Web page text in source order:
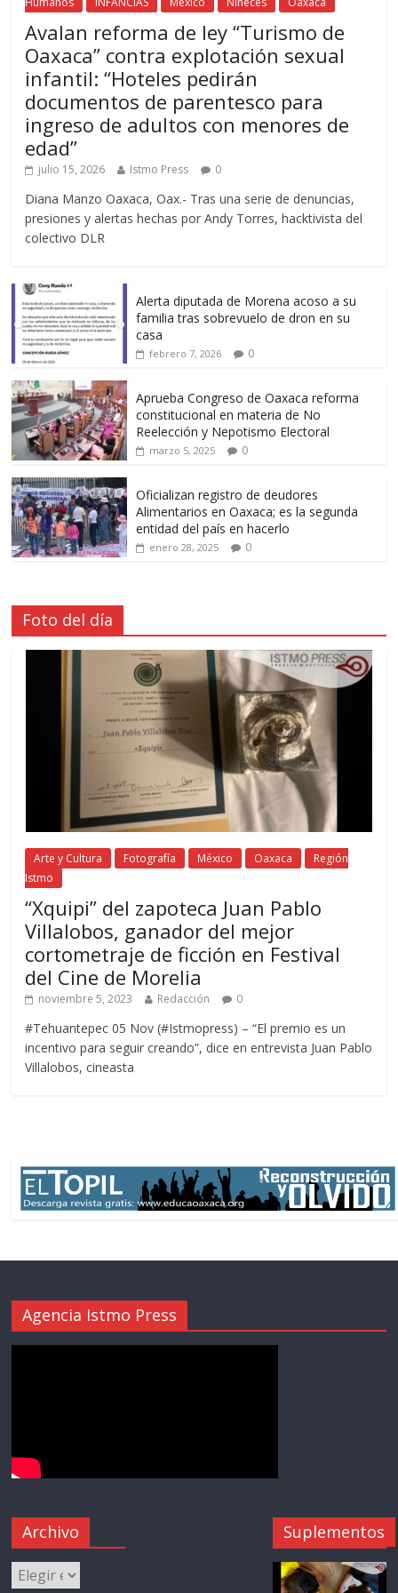
Avalan reforma de ley “Turismo de
Oaxaca” contra explotación sexual
infantil: “Hoteles pedirán
documentos de parentesco para
ingreso de adultos con menores de
edad”
julio 15, 2026 Istmo Press 0
Diana Manzo Oaxaca, Oax.- Tras una serie de denuncias,
presiones y alertas hechas por Andy Torres, hacktivista del
colectivo DLR
Alerta diputada de Morena acoso a su
familia tras sobrevuelo de dron en su
casa
febrero 7, 2026 0
Aprueba Congreso de Oaxaca reforma
constitucional en materia de No
Reelección y Nepotismo Electoral
marzo 5, 2025 0
Oficializan registro de deudores
Alimentarios en Oaxaca; es la segunda
entidad del país en hacerlo
enero 28, 2025 0
Foto del día
Arte y Cultura Fotografía México Oaxaca
Región
Istmo
“Xquipi” del zapoteca Juan Pablo
Villalobos, ganador del mejor
cortometraje de ficción en Festival
del Cine de Morelia
noviembre 5, 2023 Redacción 0
#Tehuantepec 05 Nov (#Istmopress) – “El premio es un
incentivo para seguir creando”, dice en entrevista Juan Pablo
Villalobos, cineasta
Agencia Istmo Press
Archivo Suplementos